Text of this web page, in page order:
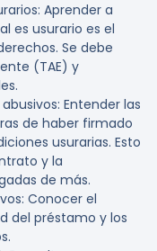
: Aprender a
es usurario es el
Se debe
(TAE) y
: Entender las
de haber firmado
usurarias. Esto
y la
de más.
: Conocer el
del préstamo y los